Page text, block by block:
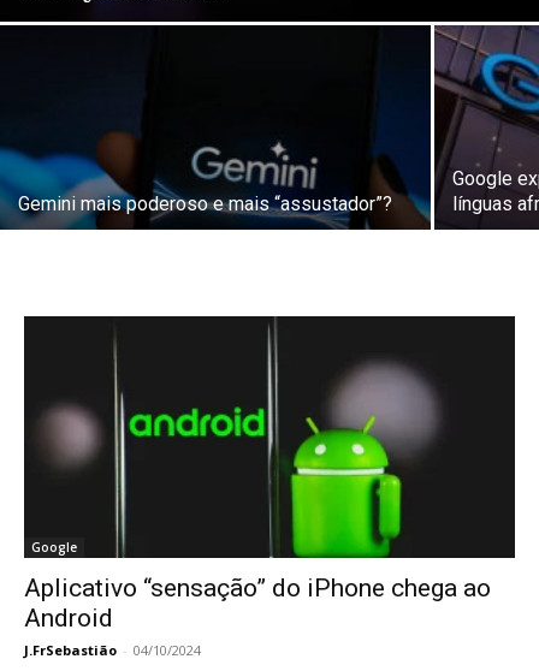
Gemini mais poderoso e mais “assustador”?
Google
línguas
Google
Aplicativo “sensação” do iPhone chega ao
Android
J.FrSebastião - 04/10/2024